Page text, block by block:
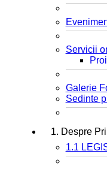
Servicii
Galerie
Sedinte
1. Despre
1.1